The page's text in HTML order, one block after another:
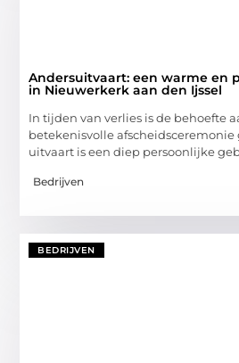
Andersuitvaart: een warme en
in Nieuwerkerk aan den Ijssel
In tijden van verlies is de behoefte
betekenisvolle afscheidsceremonie
uitvaart is een diep persoonlijke
Bedrijven
BEDRIJVEN